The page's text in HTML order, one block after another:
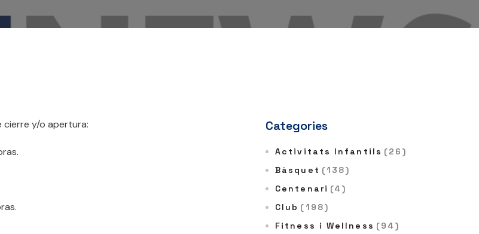
cierre y/o apertura: Categories
Activitats Infantils (26)
Bàsquet (138)
Centenari (4)
Club (198)
Fitness i Wellness (94)